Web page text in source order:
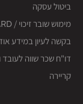
ביטול עסקה
מימוש שובר זיכוי / GIFT CARD
בקשה לעיון במידע
דו"ח שכר שווה לעובד
קריירה